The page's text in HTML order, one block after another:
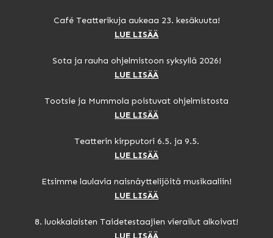
Café Teatterikuja aukeaa 23. kesäkuuta!
LUE LISÄÄ
Sota ja rauha ohjelmistoon syksyllä 2026!
LUE LISÄÄ
Tootsie ja Mummola poistuvat ohjelmistosta
LUE LISÄÄ
Teatterin kirpputori 6.5. ja 9.5.
LUE LISÄÄ
Etsimme laulavia naisnäyttelijöitä musikaaliin!
LUE LISÄÄ
8. luokkalaisten Taidetestaajien vierailut alkoivat!
LUE LISÄÄ